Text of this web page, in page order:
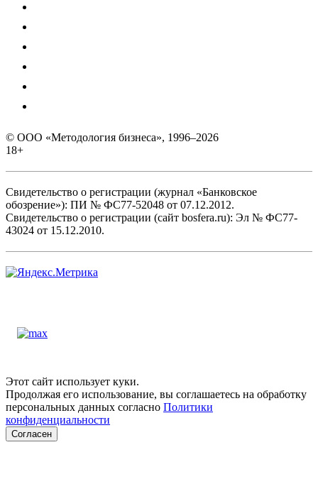
© ООО «Методология бизнеса», 1996–2026
18+
Свидетельство о регистрации (журнал «Банковское
обозрение»): ПИ № ФС77-52048 от 07.12.2012.
Свидетельство о регистрации (сайт bosfera.ru): Эл № ФС77-
43024 от 15.12.2010.
Этот сайт использует куки.
Продолжая его использование, вы соглашаетесь на обработку
персональных данных согласно Политики
конфиденциальности
Согласен